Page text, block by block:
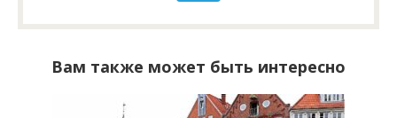
Вам также может быть интересно